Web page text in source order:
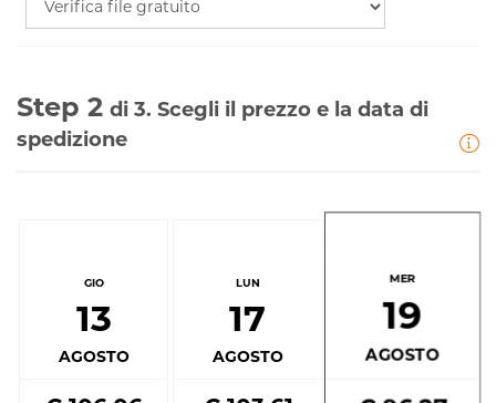
Step 2 di 3. Scegli il prezzo e la data di
spedizione
GIO
13
AGOSTO
LUN
17
AGOSTO
MER
19
AGOSTO